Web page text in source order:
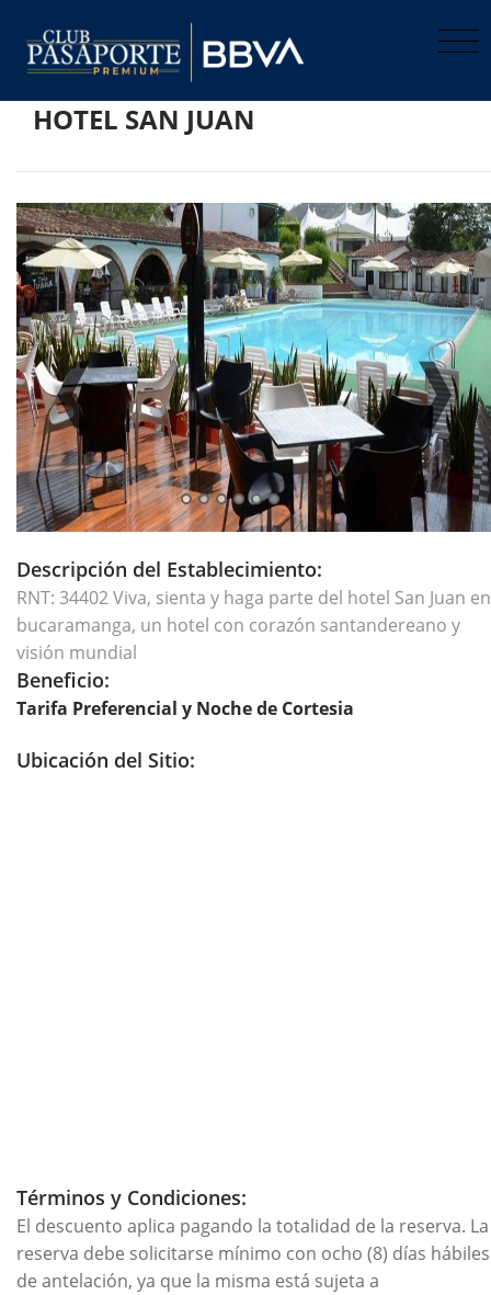
HOTEL SAN JUAN
Previo
Descripción del Establecimiento:
RNT: 34402 Viva, sienta y haga parte del hotel San Juan en
bucaramanga, un hotel con corazón santandereano y
visión mundial
Beneficio:
Tarifa Preferencial y Noche de Cortesia
Ubicación del Sitio:
Términos y Condiciones:
El descuento aplica pagando la totalidad de la reserva. La
reserva debe solicitarse mínimo con ocho (8) días hábiles
de antelación, ya que la misma está sujeta a